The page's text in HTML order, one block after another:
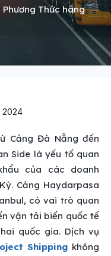
Thức hàng
2024
Cảng Đà Nẵng đến
Side là yếu tố quan
của các doanh
Cảng Haydarpasa
có vai trò quan
vận tải biển quốc tế
quốc gia. Dịch vụ
Shipping không